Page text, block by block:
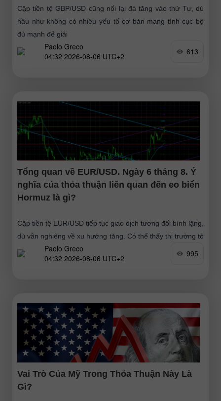
Cặp tiền tệ GBP/USD cũng nối lại đà tăng vào thứ Tư, dù
hầu như không có nhiều yếu tố cơ bản mang tính cục bộ
đủ mạnh để giải
Paolo Greco
04:32 2026-08-06 UTC+2
613
Tổng quan về EUR/USD. Ngày 6 tháng 8. Ý
nghĩa của thỏa thuận liên quan đến eo biển
Hormuz là gì?
Cặp tiền tệ EUR/USD tiếp tục giao dịch tương đối bình lặng,
dù vẫn nghiêng về xu hướng tăng. Có thể thấy thị trường tỏ
ra hứng
Paolo Greco
04:32 2026-08-06 UTC+2
995
Vai Trò Của Mỹ Trong Thỏa Thuận Này Là
Gì?